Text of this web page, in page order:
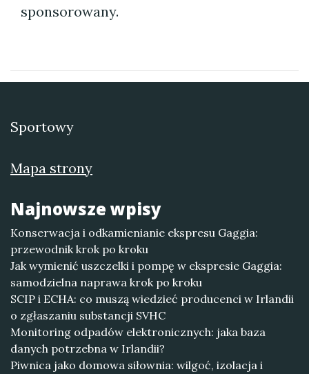
sponsorowany.
Sportowy
Mapa strony
Najnowsze wpisy
Konserwacja i odkamienianie ekspresu Gaggia:
przewodnik krok po kroku
Jak wymienić uszczelki i pompę w ekspresie Gaggia:
samodzielna naprawa krok po kroku
SCIP i ECHA: co muszą wiedzieć producenci w Irlandii
o zgłaszaniu substancji SVHC
Monitoring odpadów elektronicznych: jaka baza
danych potrzebna w Irlandii?
Piwnica jako domowa siłownia: wilgoć, izolacja i